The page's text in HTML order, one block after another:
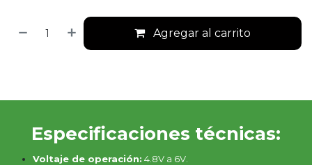
Agregar al carrito
Especificaciones técnicas:
Voltaje de operación: 4.8V a 6V.